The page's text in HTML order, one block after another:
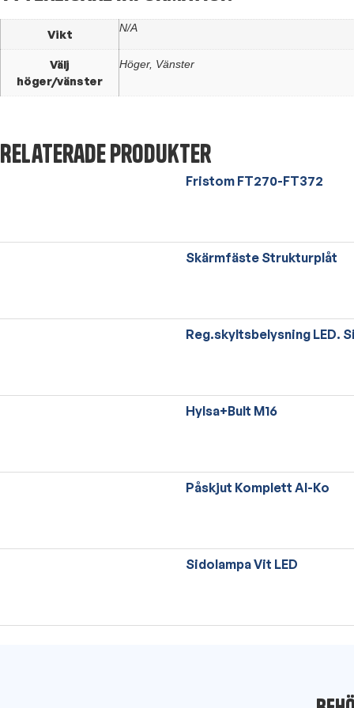
Vikt N/A
Välj
höger/vänster
Höger, Vänster
Relaterade produkter
Fristom FT270-FT372
Skärmfäste Strukturplåt
Reg.skyltsbelysning LED.
Hylsa+Bult M16
Påskjut Komplett Al-Ko
Sidolampa Vit LED